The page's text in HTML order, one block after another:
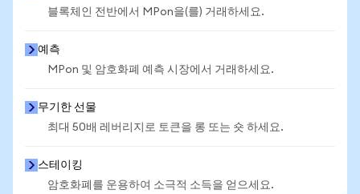
블록체인 전반에서 MPon을(를) 거래하세요.
예측
MPon 및 암호화폐 예측 시장에서 거래하세요.
무기한 선물
최대 50배 레버리지로 토큰을 롱 또는 숏 하세요.
스테이킹
암호화폐를 운용하여 소극적 소득을 얻으세요.